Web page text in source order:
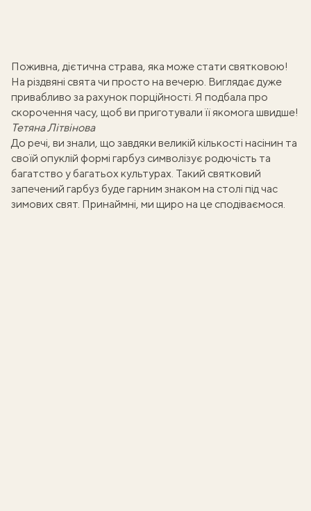
Поживна, дієтична страва, яка може стати святковою!
На різдвяні свята чи просто на вечерю. Виглядає дуже
привабливо за рахунок порційності. Я подбала про
скорочення часу, щоб ви приготували її якомога швидше!
Тетяна Літвінова
До речі, ви знали, що завдяки великій кількості насінин та
своїй опуклій формі гарбуз символізує родючість та
багатство у багатьох культурах. Такий святковий
запечений гарбуз буде гарним знаком на столі під час
зимових свят. Принаймні, ми щиро на це сподіваємося.